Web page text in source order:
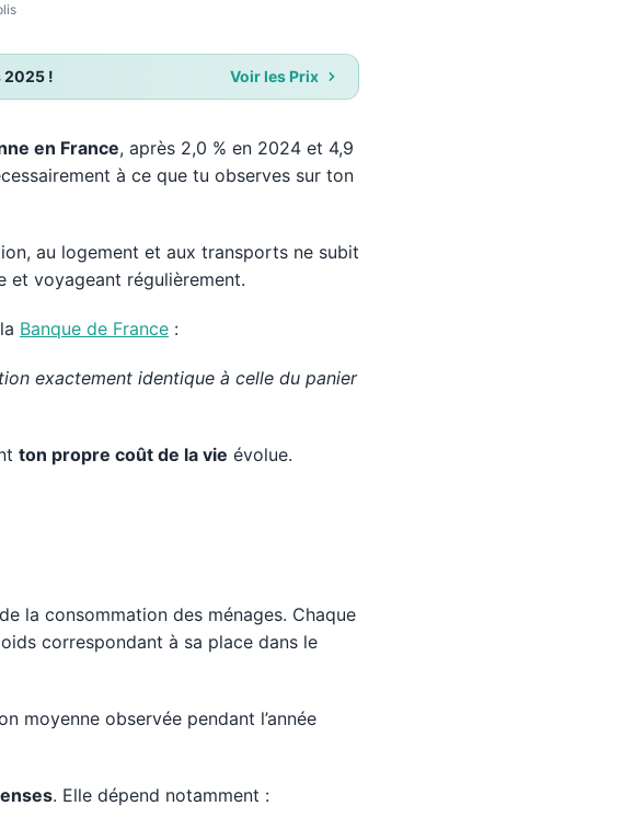
2025 ! Voir les Prix
en France, après 2,0 % en 2024 et 4,9
à ce que tu observes sur ton
au logement et aux transports ne subit
et voyageant régulièrement.
Banque de France :
exactement identique à celle du panier
ton propre coût de la vie évolue.
la consommation des ménages. Chaque
correspondant à sa place dans le
moyenne observée pendant l’année
. Elle dépend notamment :